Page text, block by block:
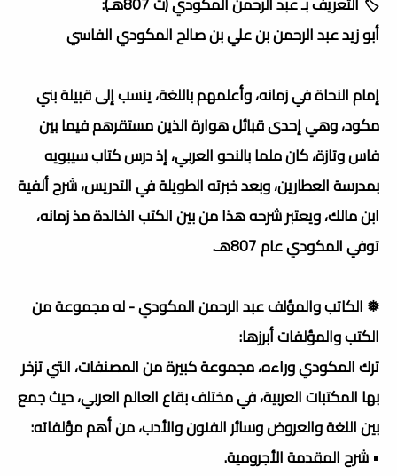
أبو زيد عبد الرحمن بن علي بن صالح المكودي الفاسي
إمام النحاة في زمانه، وأعلمهم باللغة، ينسب إلى قبيلة بني
مكود، وهي إحدى قبائل هوارة الذين مستقرهم فيما بين
فاس وتازة، كان ملما بالنحو العربي، إذ درس كتاب سيبويه
بمدرسة العطارين، وبعد خبرته الطويلة في التدريس، شرح ألفية
ابن مالك، ويعتبر شرحه هذا من بين الكتب الخالدة مذ زمانه،
توفي المكودي عام 807هـ.
❅ الكاتب والمؤلف عبد الرحمن المكودي - له مجموعة من
الكتب والمؤلفات أبرزها:
ترك المكودي وراءه، مجموعة كبيرة من المصنفات، التي تزخر
بها المكتبات العربية، في مختلف بقاع العالم العربي، حيث جمع
بين اللغة والعروض وسائر الفنون والأدب، من أهم مؤلفاته:
• شرح المقدمة الأجرومية.